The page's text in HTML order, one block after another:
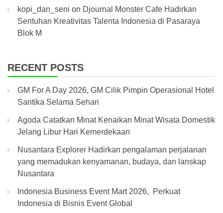
kopi_dan_seni on Djournal Monster Cafe Hadirkan
Sentuhan Kreativitas Talenta Indonesia di Pasaraya
Blok M
RECENT POSTS
GM For A Day 2026, GM Cilik Pimpin Operasional Hotel
Santika Selama Sehari
Agoda Catatkan Minat Kenaikan Minat Wisata Domestik
Jelang Libur Hari Kemerdekaan
Nusantara Explorer Hadirkan pengalaman perjalanan
yang memadukan kenyamanan, budaya, dan lanskap
Nusantara
Indonesia Business Event Mart 2026, Perkuat
Indonesia di Bisnis Event Global